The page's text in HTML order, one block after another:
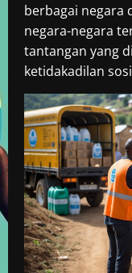
berbagai negara
negara-negara
tantangan yang
ketidakadilan